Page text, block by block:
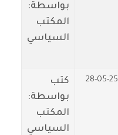
بواسطة:
المكتب
السياسي
28-05-25
كتب
بواسطة:
المكتب
السياسي